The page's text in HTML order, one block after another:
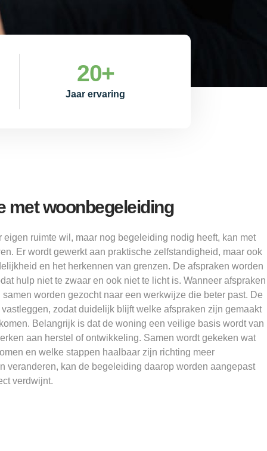
Jaar ervaring
20+
met woonbegeleiding
ruimte wil, maar nog begeleiding nodig heeft, kan met
Er wordt gewerkt aan praktische zelfstandigheid, maar ook
en het herkennen van grenzen. De afspraken worden
hulp niet te zwaar en ook niet te licht is. Wanneer afspraken
worden gezocht naar een werkwijze die beter past. De
zodat duidelijk blijft welke afspraken zijn gemaakt
Belangrijk is dat de woning een veilige basis wordt van
aan herstel of ontwikkeling. Samen wordt gekeken wat
en welke stappen haalbaar zijn richting meer
veranderen, kan de begeleiding daarop worden aangepast
verdwijnt.